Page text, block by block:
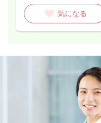
気になる